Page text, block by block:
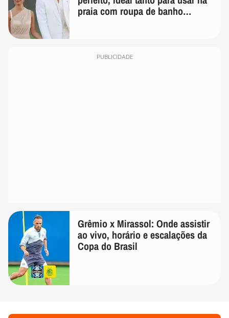
praia com roupa de banho
PUBLICIDADE
Grêmio x Mirassol: Onde assistir
ao vivo, horário e escalações da
Copa do Brasil